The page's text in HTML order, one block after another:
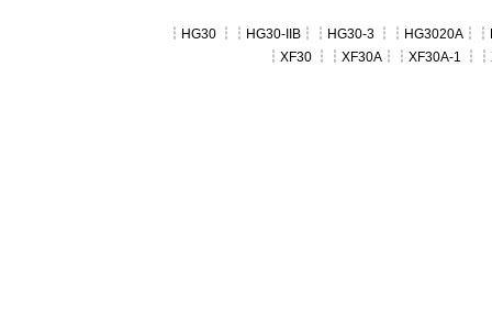
┆ HG30 ┆┆ HG30-IIB ┆┆ HG30-3 ┆┆ HG3020A ┆┆
┆ XF30 ┆┆ XF30A ┆┆ XF30A-1 ┆┆